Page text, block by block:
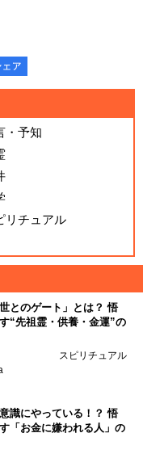
・予知
リチュアル
とのゲート」とは？ 悟
“先祖霊・供養・金運”の
スピリチュアル
識にやっている！？ 悟
「お金に嫌われる人」の